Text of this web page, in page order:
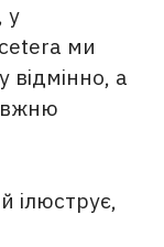
у
ми
а
ілюструє,